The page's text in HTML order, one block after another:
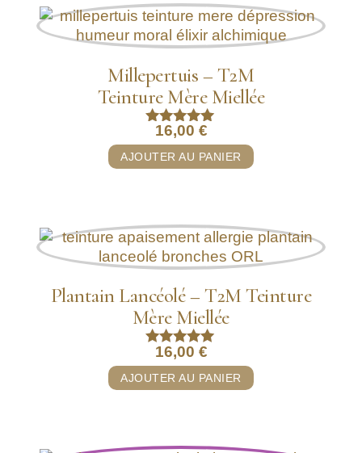
Millepertuis – T2M
Teinture Mère Miellée
Note
5.00
sur 5
16,00 €
AJOUTER AU PANIER
Plantain Lancéolé – T2M Teinture
Mère Miellée
Note
5.00
sur 5
16,00 €
AJOUTER AU PANIER